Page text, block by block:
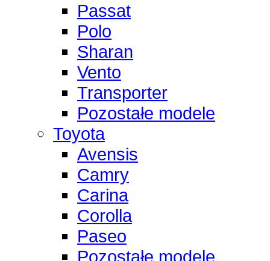
Passat
Polo
Sharan
Vento
Transporter
Pozostałe modele
Toyota
Avensis
Camry
Carina
Corolla
Paseo
Pozostałe modele